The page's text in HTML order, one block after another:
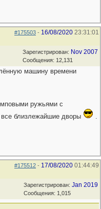
#175503 - 16/08/2020 23:31:01
Зарегистрирован: Nov 2007
Сообщения: 12,131
машину времени
ружьями с
близлежайшие дворы
.
#175512 - 17/08/2020 01:44:49
Зарегистрирован: Jan 2019
Сообщения: 1,015